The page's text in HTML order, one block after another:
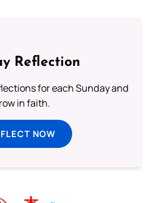
Reflection
for each Sunday and
in faith.
NOW